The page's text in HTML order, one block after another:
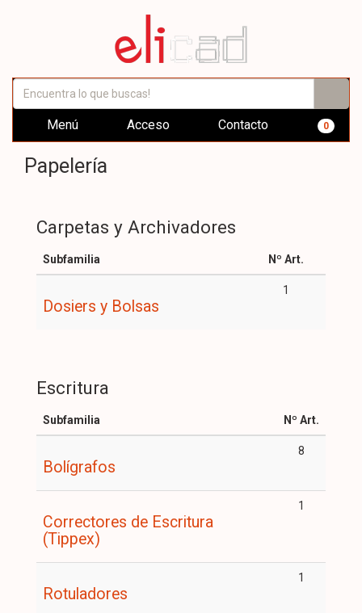
Menú Acceso Contacto 0
Papelería
Carpetas y Archivadores
Subfamilia Nº Art.
Dosiers y Bolsas
1
Escritura
Subfamilia Nº Art.
Bolígrafos
8
Correctores de Escritura
(Tippex)
1
Rotuladores
1